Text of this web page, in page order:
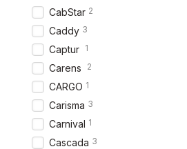
CabStar 2
Caddy 3
Captur 1
Carens 2
CARGO 1
Carisma 3
Carnival 1
Cascada 3